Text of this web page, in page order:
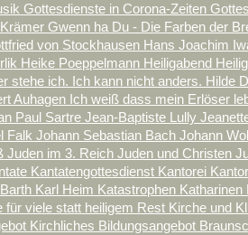
Gottesdienste in Corona-Zeiten
Gwenn ha Du - Die Farben der
von Stockhausen Hans Joachim
Heike Poeppelmann Heiligabend
stehe ich. Ich kann nicht anders. Hilde
Auhagen Ich weiß dass mein Erlöser
Paul Sartre Jean-Baptiste Lully
Falk Johann Sebastian Bach Johann
Juden im 3. Reich Juden und Christen
Kantatengottesdienst Kantorei
Karl Heim Katastrophen Katharinen
für viele statt heiligem Rest Kirche und
Kirchliches Bildungsangebot